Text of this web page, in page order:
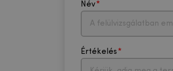
Név
Értékelés